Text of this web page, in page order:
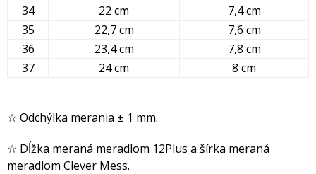
34
22 cm
7,4 cm
35
22,7 cm
7,6 cm
36
23,4 cm
7,8 cm
37
24 cm 8 cm
☆ Odchýlka merania ± 1 mm.
☆ Dĺžka meraná meradlom 12Plus a šírka meraná
meradlom Clever Mess.